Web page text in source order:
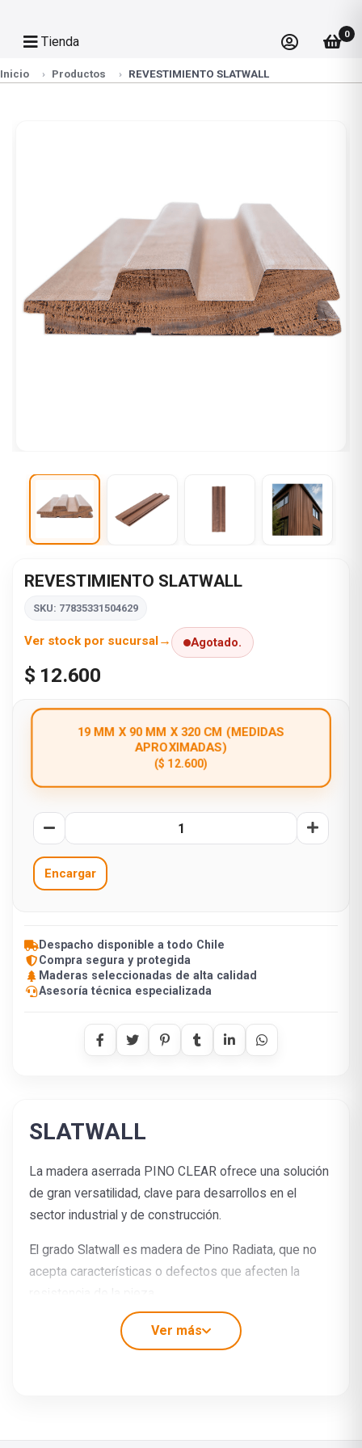
Tienda
0
Inicio Productos REVESTIMIENTO SLATWALL
REVESTIMIENTO SLATWALL
SKU: 77835331504629
Ver stock por sucursal Agotado.
$ 12.600
19 MM X 90 MM X 320 CM (MEDIDAS
APROXIMADAS)
($ 12.600)
Encargar
Despacho disponible a todo Chile
Compra segura y protegida
Maderas seleccionadas de alta calidad
Asesoría técnica especializada
SLATWALL
La madera aserrada PINO CLEAR ofrece una solución
de gran versatilidad, clave para desarrollos en el
sector industrial y de construcción.
El grado Slatwall es madera de Pino Radiata, que no
acepta características o defectos que afecten la
Tiene una alta uniformidad dimensional. Cuenta con
modificación térmica producida de forma asistida en
Ver más